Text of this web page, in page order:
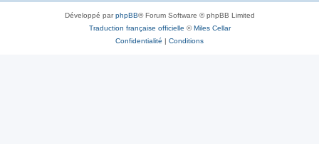
Développé parphpBB® Forum Software © phpBB Limited
Traduction française officielle ©Miles Cellar
Confidentialité | Conditions